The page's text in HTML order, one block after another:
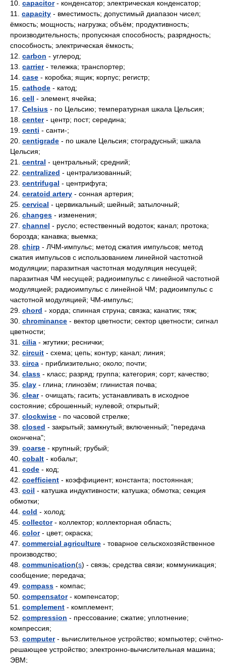
10. capacitor- конденсатор; электрическая конденсатор;
11. capacity - вместимость; допустимый диапазон чисел;
ёмкость; мощность; нагрузка; объём; продуктивность;
производительность; пропускная способность; разрядность;
способность; электрическая ёмкость;
12. carbon - углерод;
13. carrier- тележка; транспортер;
14. case - коробка; ящик; корпус; регистр;
15. cathode - катод;
16. cell - элемент, ячейка;
17. Celsius - по Цельсию; температурная шкала Цельсия;
18. center- центр; пост; середина;
19. centi - санти-;
20. centigrade - по шкале Цельсия; стоградусный; шкала
Цельсия;
21. central - центральный; средний;
22. centralized - централизованный;
23. centrifugal - центрифуга;
24. ceratoid artery - сонная артерия;
25. cervical - цервикальный; шейный; затылочный;
26. changes - изменения;
27. channel - русло; естественный водоток; канал; протока;
борозда; канавка; выемка;
28. chirp - ЛЧМ-импульс; метод сжатия импульсов; метод
сжатия импульсов с использованием линейной частотной
модуляции; паразитная частотная модуляция несущей;
паразитная ЧМ несущей; радиоимпульс с линейной частотной
модуляцией; радиоимпульс с линейной ЧМ; радиоимпульс с
частотной модуляцией; ЧМ-импульс;
29. chord - хорда; спинная струна; связка; канатик; тяж;
30. chrominance - вектор цветности; сектор цветности; сигнал
цветности;
31. cilia - жгутики; реснички;
32. circuit - схема; цепь; контур; канал; линия;
33. circa - приблизительно; около; почти;
34. class - класс; разряд; группа; категория; сорт; качество;
35. clay - глина; глинозём; глинистая почва;
36. clear- очищать; гасить; устанавливать в исходное
состояние; сброшенный; нулевой; открытый;
37. clockwise - по часовой стрелке;
38. closed - закрытый; замкнутый; включенный; "передача
окончена";
39. coarse - крупный; грубый;
40. cobalt - кобальт;
41. code - код;
42. coefficient - коэффициент; константа; постоянная;
43. coil - катушка индуктивности; катушка; обмотка; секция
обмотки;
44. cold - холод;
45. collector- коллектор; коллекторная область;
46. color- цвет; окраска;
47. commercial agriculture - товарное сельскохозяйственное
производство;
48. communication(s) - связь; средства связи; коммуникация;
сообщение; передача;
49. compass - компас;
50. compensator- компенсатор;
51. complement - комплемент;
52. compression - прессование; сжатие; уплотнение;
компрессия;
53. computer- вычислительное устройство; компьютер; счётно-
решающее устройство; электронно-вычислительная машина;
ЭВМ;